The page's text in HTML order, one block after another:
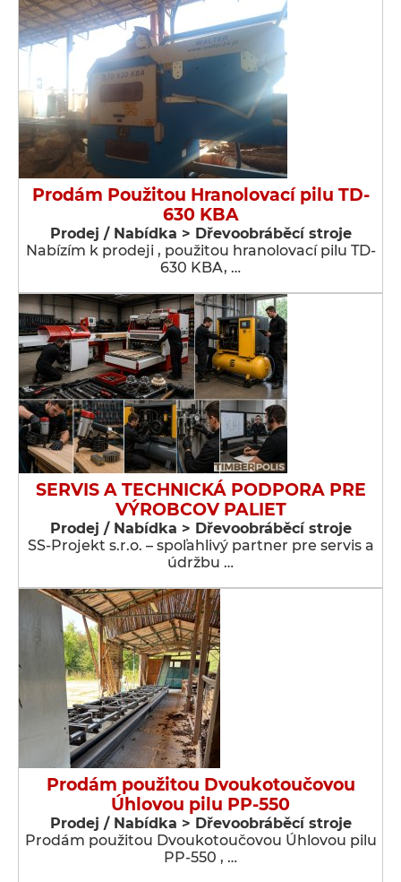
Prodám Použitou Hranolovací pilu TD-
630 KBA
Prodej / Nabídka > Dřevoobráběcí stroje
Nabízím k prodeji , použitou hranolovací pilu TD-
630 KBA, …
SERVIS A TECHNICKÁ PODPORA PRE
VÝROBCOV PALIET
Prodej / Nabídka > Dřevoobráběcí stroje
SS-Projekt s.r.o. – spoľahlivý partner pre servis a
údržbu …
Prodám použitou Dvoukotoučovou
Úhlovou pilu PP-550
Prodej / Nabídka > Dřevoobráběcí stroje
Prodám použitou Dvoukotoučovou Úhlovou pilu
PP-550 , …